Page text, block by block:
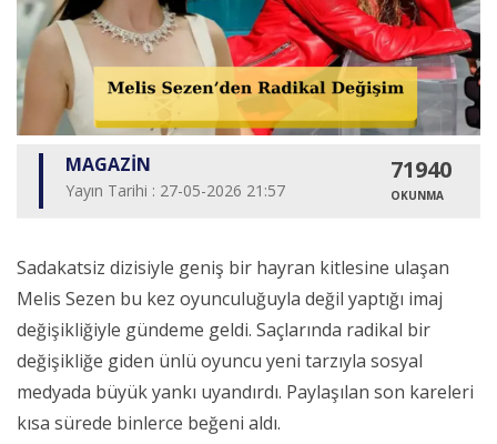
MAGAZİN
Yayın Tarihi : 27-05-2026 21:57
71940
OKUNMA
Sadakatsiz dizisiyle geniş bir hayran kitlesine ulaşan
Melis Sezen bu kez oyunculuğuyla değil yaptığı imaj
değişikliğiyle gündeme geldi. Saçlarında radikal bir
değişikliğe giden ünlü oyuncu yeni tarzıyla sosyal
medyada büyük yankı uyandırdı. Paylaşılan son kareleri
kısa sürede binlerce beğeni aldı.